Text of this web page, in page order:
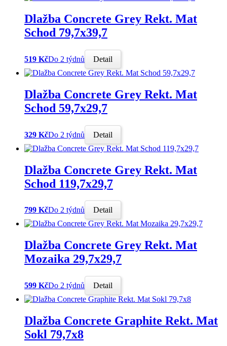
Dlažba Concrete Grey Rekt. Mat
Schod 79,7x39,7
519 KčDo 2 týdnů Detail
Dlažba Concrete Grey Rekt. Mat
Schod 59,7x29,7
329 KčDo 2 týdnů Detail
Dlažba Concrete Grey Rekt. Mat
Schod 119,7x29,7
799 KčDo 2 týdnů Detail
Dlažba Concrete Grey Rekt. Mat
Mozaika 29,7x29,7
599 KčDo 2 týdnů Detail
Dlažba Concrete Graphite Rekt. Mat
Sokl 79,7x8